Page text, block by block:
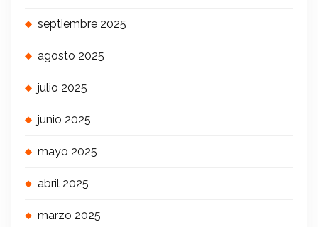
septiembre 2025
agosto 2025
julio 2025
junio 2025
mayo 2025
abril 2025
marzo 2025